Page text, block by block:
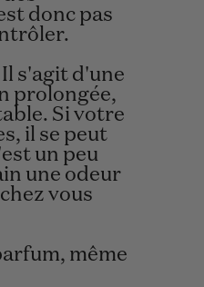
donc pas
s'agit d'une
prolongée,
Si votre
il se peut
un peu
une odeur
vous
même